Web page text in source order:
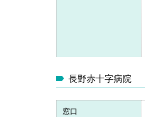
長野赤十字病院
窓口